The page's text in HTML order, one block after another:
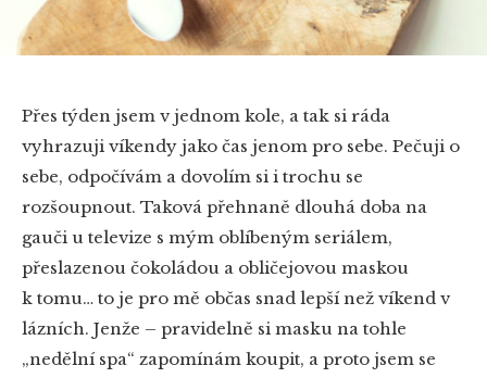
Přes týden jsem v jednom kole, a tak si ráda
vyhrazuji víkendy jako čas jenom pro sebe. Pečuji o
sebe, odpočívám a dovolím si i trochu se
rozšoupnout. Taková přehnaně dlouhá doba na
gauči u televize s mým oblíbeným seriálem,
přeslazenou čokoládou a obličejovou maskou
k tomu… to je pro mě občas snad lepší než víkend v
lázních. Jenže – pravidelně si masku na tohle
„nedělní spa“ zapomínám koupit, a proto jsem se